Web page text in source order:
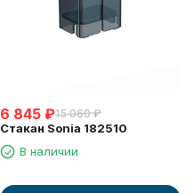
6 845 ₽15 060 ₽
Стакан Sonia 182510
В наличии